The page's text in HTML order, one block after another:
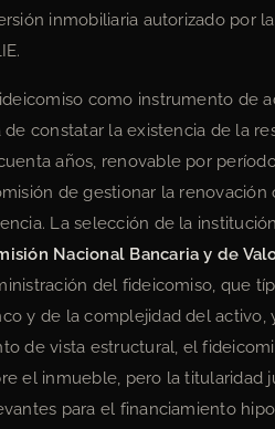
inmobiliaria autorizado por la
como instrumento de
de constatar la existencia de la
años, renovable por
de gestionar la
La selección de la
Nacional Bancaria y de
del fideicomiso, que
y de la complejidad del
de vista estructural, el
el inmueble, pero la titularidad
para el financiamiento